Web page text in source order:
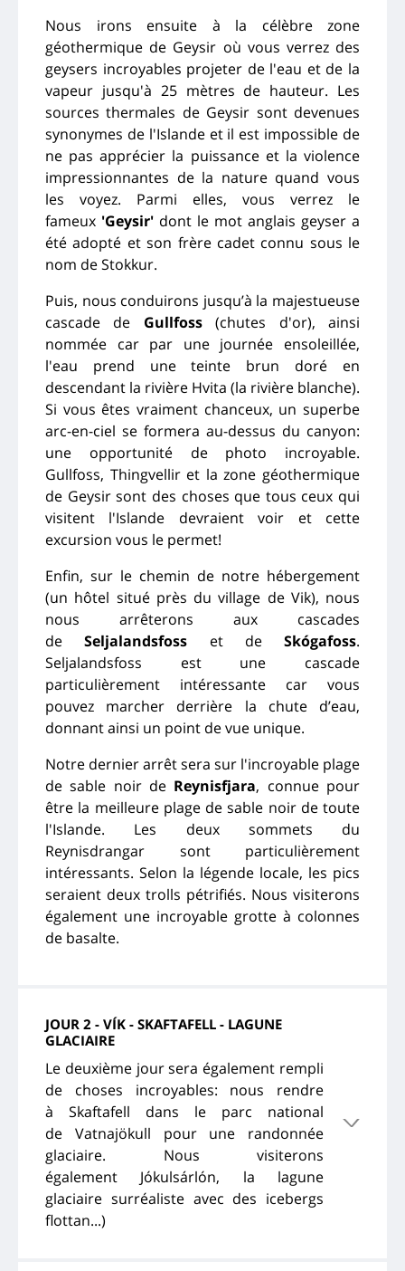
Nous irons ensuite à la célèbre zone
géothermique de Geysir où vous verrez des
geysers incroyables projeter de l'eau et de la
vapeur jusqu'à 25 mètres de hauteur. Les
sources thermales de Geysir sont devenues
synonymes de l'Islande et il est impossible de
ne pas apprécier la puissance et la violence
impressionnantes de la nature quand vous
les voyez. Parmi elles, vous verrez le
fameux 'Geysir' dont le mot anglais geyser a
été adopté et son frère cadet connu sous le
nom de Stokkur.
Puis, nous conduirons jusqu’à la majestueuse
cascade de Gullfoss(chutes d'or), ainsi
nommée car par une journée ensoleillée,
l'eau prend une teinte brun doré en
descendant la rivière Hvita (la rivière blanche).
Si vous êtes vraiment chanceux, un superbe
arc-en-ciel se formera au-dessus du canyon:
une opportunité de photo incroyable.
Gullfoss, Thingvellir et la zone géothermique
de Geysir sont des choses que tous ceux qui
visitent l'Islande devraient voir et cette
excursion vous le permet!
Enfin, sur le chemin de notre hébergement
(un hôtel situé près du village de Vik), nous
nous arrêterons aux cascades
deSeljalandsfoss et de Skógafoss.
Seljalandsfoss est une cascade
particulièrement intéressante car vous
pouvez marcher derrière la chute d’eau,
donnant ainsi un point de vue unique.
Notre dernier arrêt sera sur l'incroyable plage
de sable noir de Reynisfjara, connue pour
être la meilleure plage de sable noir de toute
l'Islande. Les deux sommets du
Reynisdrangar sont particulièrement
intéressants. Selon la légende locale, les pics
seraient deux trolls pétrifiés. Nous visiterons
également une incroyable grotte à colonnes
de basalte.
JOUR 2 - VÍK - SKAFTAFELL - LAGUNE
GLACIAIRE
Le deuxième jour sera également rempli
de choses incroyables: nous rendre
à Skaftafell dans le parc national
de Vatnajökull pour une randonnée
glaciaire. Nous visiterons
également Jókulsárlón, la lagune
glaciaire surréaliste avec des icebergs
flottan...)